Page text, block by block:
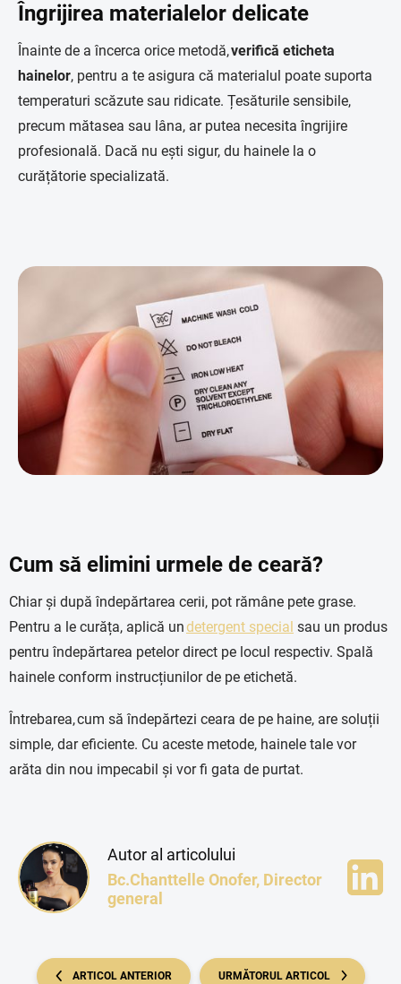
Îngrijirea materialelor delicate
Înainte de a încerca orice metodă,verifică eticheta
hainelor, pentru a te asigura că materialul poate suporta
temperaturi scăzute sau ridicate. Țesăturile sensibile,
precum mătasea sau lâna, ar putea necesita îngrijire
profesională. Dacă nu ești sigur, du hainele la o
curățătorie specializată.
Cum să elimini urmele de ceară?
Chiar și după îndepărtarea cerii, pot rămâne pete grase.
Pentru a le curăța, aplică undetergent special sau un produs
pentru îndepărtarea petelor direct pe locul respectiv. Spală
hainele conform instrucțiunilor de pe etichetă.
Întrebarea, cum să îndepărtezi ceara de pe haine, are soluții
simple, dar eficiente. Cu aceste metode, hainele tale vor
arăta din nou impecabil și vor fi gata de purtat.
Autor al articolului
Bc.Chanttelle Onofer, Director
general
ARTICOL ANTERIOR URMĂTORUL ARTICOL